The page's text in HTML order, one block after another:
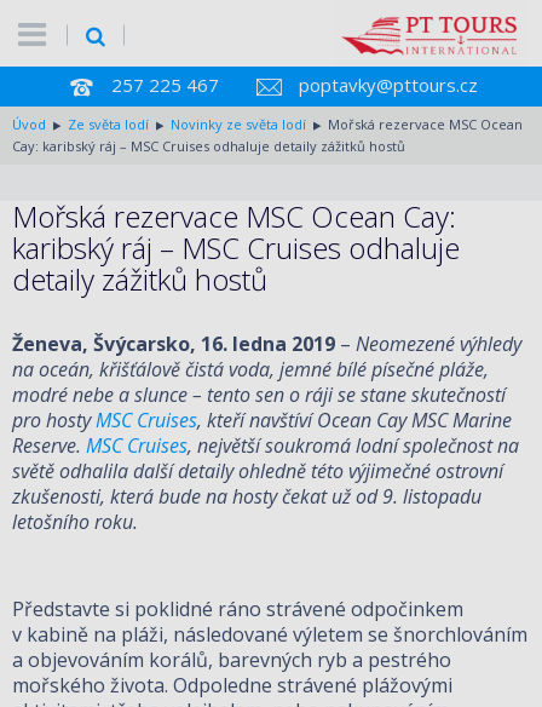
257 225 467 poptavky@pttours.cz
Úvod Ze světa lodí Novinky ze světa lodí
Mořská rezervace MSC Ocean
Cay: karibský ráj – MSC Cruises odhaluje detaily zážitků hostů
Mořská rezervace MSC Ocean Cay:
karibský ráj – MSC Cruises odhaluje
detaily zážitků hostů
Ženeva, Švýcarsko, 16. ledna 2019 – Neomezené výhledy
na oceán, křišťálově čistá voda, jemné bílé písečné pláže,
modré nebe a slunce – tento sen o ráji se stane skutečností
pro hostyMSC Cruises, kteří navštíví Ocean Cay MSC Marine
Reserve. MSC Cruises, největší soukromá lodní společnost na
světě odhalila další detaily ohledně této výjimečné ostrovní
zkušenosti, která bude na hosty čekat už od 9. listopadu
letošního roku.
Představte si poklidné ráno strávené odpočinkem
v kabině na pláži, následované výletem se šnorchlováním
a objevováním korálů, barevných ryb a pestrého
mořského života. Odpoledne strávené plážovými